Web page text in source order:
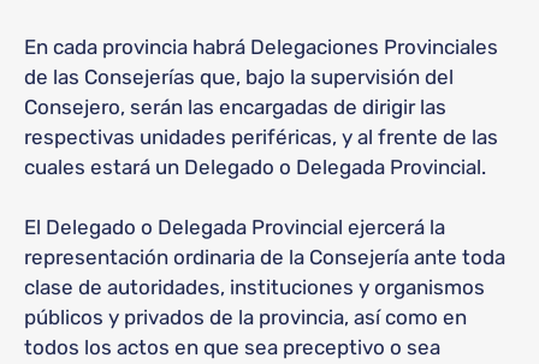
En cada provincia habrá Delegaciones Provinciales
de las Consejerías que, bajo la supervisión del
Consejero, serán las encargadas de dirigir las
respectivas unidades periféricas, y al frente de las
cuales estará un Delegado o Delegada Provincial.
El Delegado o Delegada Provincial ejercerá la
representación ordinaria de la Consejería ante toda
clase de autoridades, instituciones y organismos
públicos y privados de la provincia, así como en
todos los actos en que sea preceptivo o sea